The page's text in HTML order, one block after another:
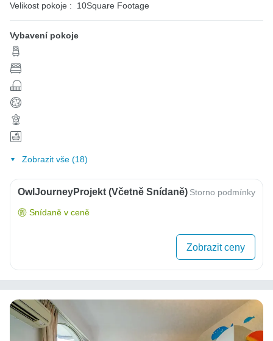
Velikost pokoje :
10Square Footage
Vybavení pokoje
Zobrazit vše (18)
OwlJourneyProjekt (včetně Snídaně) Storno podmínky
Snídaně v ceně
Zobrazit ceny